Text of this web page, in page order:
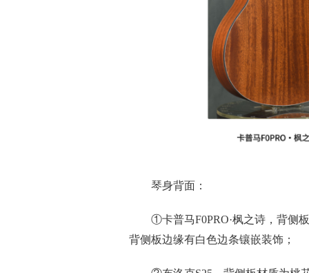
琴身背面：
①卡普马F0PRO·枫之诗，背侧
背侧板边缘有白色边条镶嵌装饰；